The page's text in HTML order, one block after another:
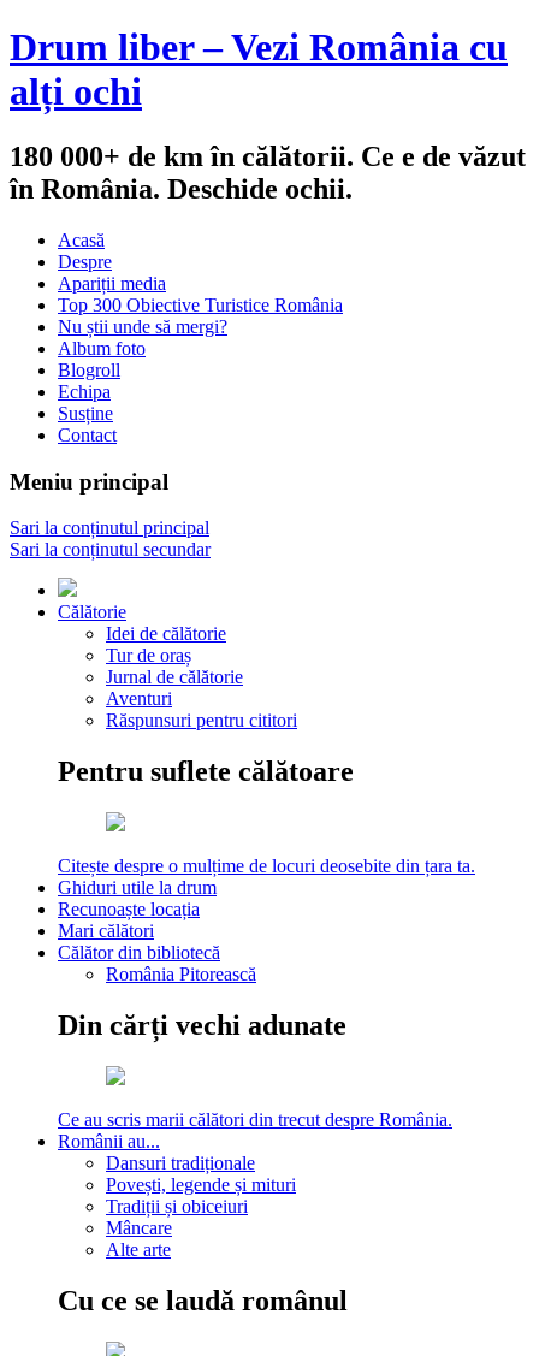
Drum liber – Vezi România cu
alți ochi
180 000+ de km în călătorii. Ce e de văzut
în România. Deschide ochii.
Acasă
Despre
Apariții media
Top 300 Obiective Turistice România
Nu știi unde să mergi?
Album foto
Blogroll
Echipa
Susține
Contact
Meniu principal
Sari la conținutul principal
Sari la conținutul secundar
Călătorie
Idei de călătorie
Tur de oraș
Jurnal de călătorie
Aventuri
Răspunsuri pentru cititori
Pentru suflete călătoare
Citește despre o mulțime de locuri deosebite din țara ta.
Ghiduri utile la drum
Recunoaște locația
Mari călători
Călător din bibliotecă
România Pitorească
Din cărți vechi adunate
Ce au scris marii călători din trecut despre România.
Românii au...
Dansuri tradiționale
Povești, legende și mituri
Tradiții și obiceiuri
Mâncare
Alte arte
Cu ce se laudă românul